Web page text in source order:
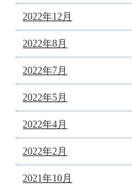
2022年12月
2022年8月
2022年7月
2022年5月
2022年4月
2022年2月
2021年10月